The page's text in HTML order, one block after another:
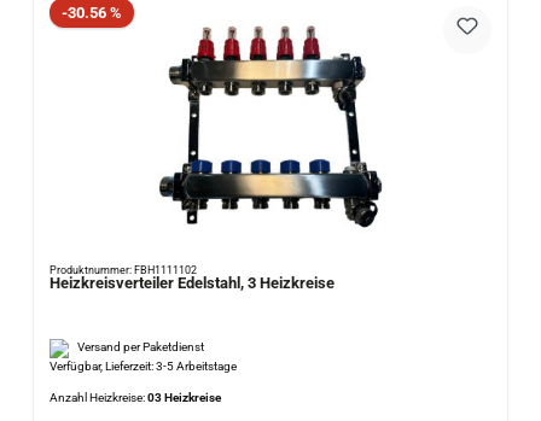
Rabatt
-30.56 %
Produktnummer: FBH1111102
Heizkreisverteiler Edelstahl, 3 Heizkreise
Versand per Paketdienst
Verfügbar, Lieferzeit: 3-5 Arbeitstage
Anzahl Heizkreise:03 Heizkreise